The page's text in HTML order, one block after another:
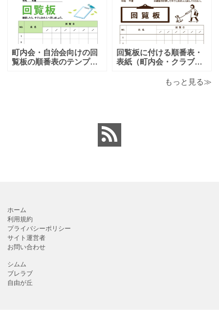
おすすめのテンプレート
となります。温泉旅行や
家族旅行など様々な用途
で、楽しく利用出来る旅
のしおりの素材となりま
す。ダウンロード後に簡
単に編集出来るエクセ
す。シンプルな項目にな
りますので、利用用途に
より項目や内容を編集し
利用する事が可能です。
シンプルで簡易的な素材
となりますので、金銭支
払誓約書を作成時に用途
町内会・自治会向けの回
覧板の順番表のテンプレ
回覧板に付ける順番表・
表紙（町内会・クラブの
る「Excel・Word・
る「Excel・Word・
PDF」
もっと見る≫
ホーム
利用規約
プライバシーポリシー
サイト運営者
お問い合わせ
シムム
ブレラブ
自由が丘